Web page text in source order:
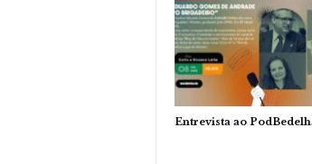
Entrevista ao